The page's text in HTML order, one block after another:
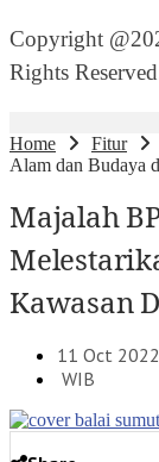
Copyright
Rights
Home Fitur
Alam dan Budaya
Majalah
Kawasan
11 Oct
WIB